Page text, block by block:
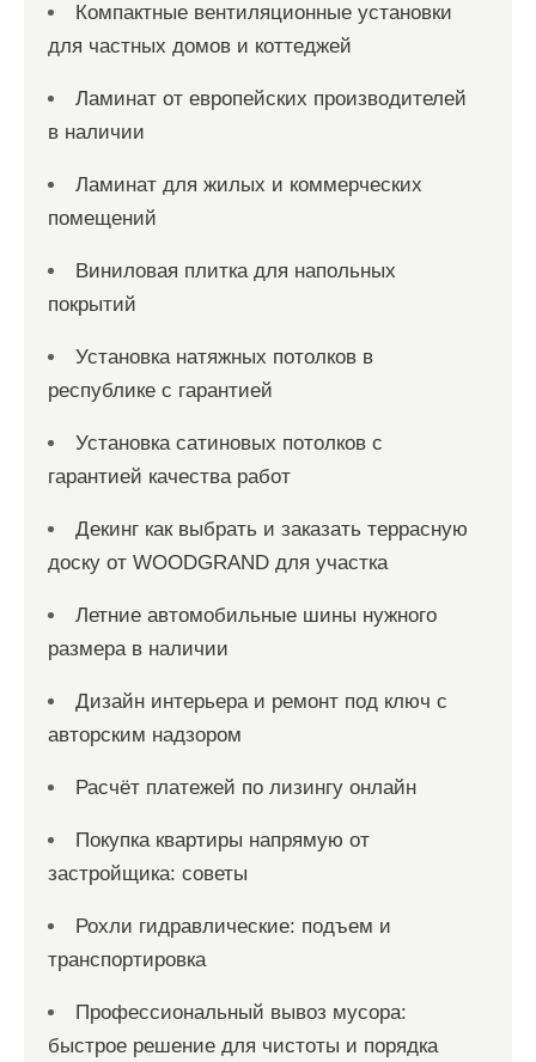
Компактные вентиляционные установки
для частных домов и коттеджей
Ламинат от европейских производителей
в наличии
Ламинат для жилых и коммерческих
помещений
Виниловая плитка для напольных
покрытий
Установка натяжных потолков в
республике с гарантией
Установка сатиновых потолков с
гарантией качества работ
Декинг как выбрать и заказать террасную
доску от WOODGRAND для участка
Летние автомобильные шины нужного
размера в наличии
Дизайн интерьера и ремонт под ключ с
авторским надзором
Расчёт платежей по лизингу онлайн
Покупка квартиры напрямую от
застройщика: советы
Рохли гидравлические: подъем и
транспортировка
Профессиональный вывоз мусора:
быстрое решение для чистоты и порядка